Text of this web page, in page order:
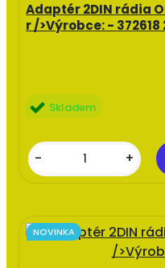
Adaptér 2DIN rádia
r />Výrobce: - 372618
Skladem
- +
NOVINKA